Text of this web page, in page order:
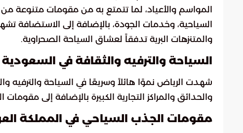
المواسم والأعياد، لما تتمتع به من مقومات متنوعة من
السياحية، وخدمات الجودة، بالإضافة إلى الاستضافة
والمتنزهات البرية تدفقاً لعشاق السياحة الصحراوية.
السياحة والترفيه والثقافة في السعودية
شهدت الرياض نموًا هائلاً وسريعًا في السياحة والترفيه
والحدائق والمراكز التجارية الكبيرة بالإضافة إلى
مقومات الجذب السياحي في المملكة